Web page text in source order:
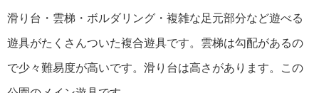
滑り台・雲梯・ボルダリング・複雑な足元部分など遊べる
遊具がたくさんついた複合遊具です。雲梯は勾配があるの
で少々難易度が高いです。滑り台は高さがあります。この